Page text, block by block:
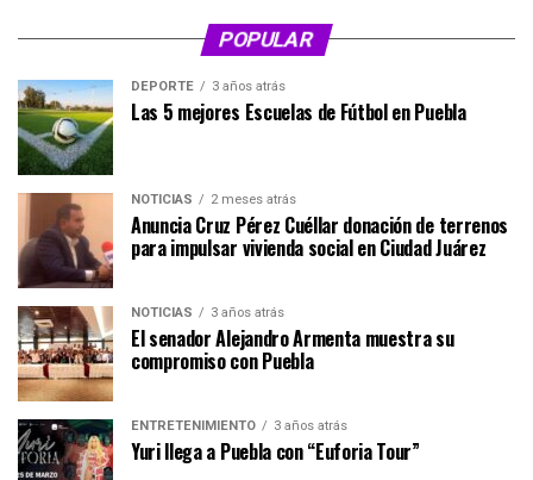
POPULAR
DEPORTE 3 años atrás
Las 5 mejores Escuelas de Fútbol en Puebla
NOTICIAS 2 meses atrás
Anuncia Cruz Pérez Cuéllar donación de terrenos
para impulsar vivienda social en Ciudad Juárez
NOTICIAS 3 años atrás
El senador Alejandro Armenta muestra su
compromiso con Puebla
ENTRETENIMIENTO 3 años atrás
Yuri llega a Puebla con “Euforia Tour”